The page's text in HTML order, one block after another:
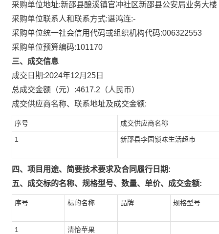
采购单位地址:新邵县酿溪镇官冲社区新邵县公安局业务大楼
采购单位联系人和联系方式:谌鸿连:-
采购单位统一社会信用代码或组织机构代码:006322553
采购单位预算编码:101170
三、成交信息
成交日期:2024年12月25日
总成交金额（元）:4617.2 （人民币）
成交供应商名称、联系地址及成交金额:
序号 成交供应商名称
1 新邵县李园锁味生活超市
四、项目用途、简要技术要求及合同履行日期:
五、成交标的名称、规格型号、数量、单价、成交金额:
序号 标的名称 品牌 规格型号
1 清怡苹果